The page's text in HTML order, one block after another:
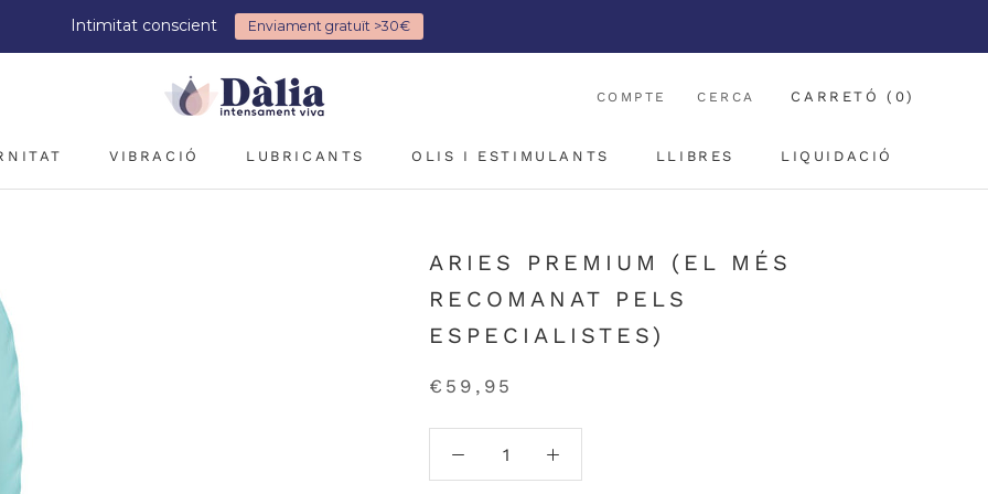
Intimitat conscient Enviament gratuït >30€
VIBRACIÓ
LUBRICANTS
OLIS I ESTIMULANTS
LLIBRES
LIQUIDACIÓ
COMPTE CERCA CARRETÓ ( 0)
ARIES PREMIUM (EL MÉS
RECOMANAT PELS
ESPECIALISTES)
€59,95